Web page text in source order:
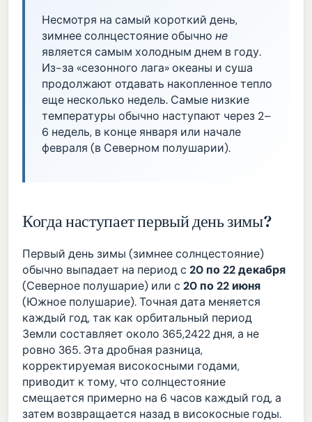
Несмотря на самый короткий день,
зимнее солнцестояние обычноне
является самым холодным днем в году.
Из-за «сезонного лага» океаны и суша
продолжают отдавать накопленное тепло
еще несколько недель. Самые низкие
температуры обычно наступают через 2–
6 недель, в конце января или начале
февраля (в Северном полушарии).
Когда наступает первый день зимы?
Первый день зимы (зимнее солнцестояние)
обычно выпадает на период с20 по 22 декабря
(Северное полушарие) или с20 по 22 июня
(Южное полушарие). Точная дата меняется
каждый год, так как орбитальный период
Земли составляет около 365,2422 дня, а не
ровно 365. Эта дробная разница,
корректируемая високосными годами,
приводит к тому, что солнцестояние
смещается примерно на 6 часов каждый год, а
затем возвращается назад в високосные годы.